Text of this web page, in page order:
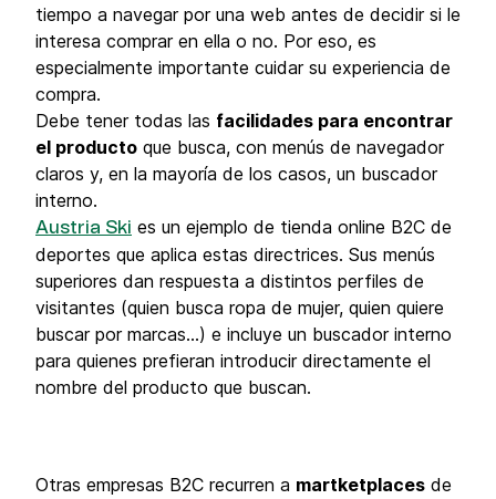
tiempo a navegar por una web antes de decidir si le
interesa comprar en ella o no. Por eso, es
especialmente importante cuidar su experiencia de
compra.
Debe tener todas las facilidades para encontrar
el producto que busca, con menús de navegador
claros y, en la mayoría de los casos, un buscador
interno.
Austria Ski es un ejemplo de tienda online B2C de
deportes que aplica estas directrices. Sus menús
superiores dan respuesta a distintos perfiles de
visitantes (quien busca ropa de mujer, quien quiere
buscar por marcas…) e incluye un buscador interno
para quienes prefieran introducir directamente el
nombre del producto que buscan.
Otras empresas B2C recurren a martketplaces de